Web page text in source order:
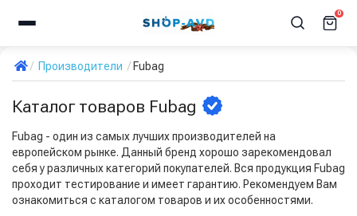
0
Производители Fubag
Каталог товаров Fubag
Fubag - один из самых лучших производителей на
европейском рынке. Данный бренд хорошо зарекомендовал
себя у различных категорий покупателей. Вся продукция Fubag
проходит тестирование и имеет гарантию. Рекомендуем Вам
ознакомиться с каталогом товаров и их особенностями.